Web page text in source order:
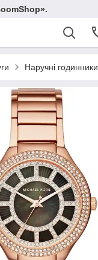
Наручні годинники